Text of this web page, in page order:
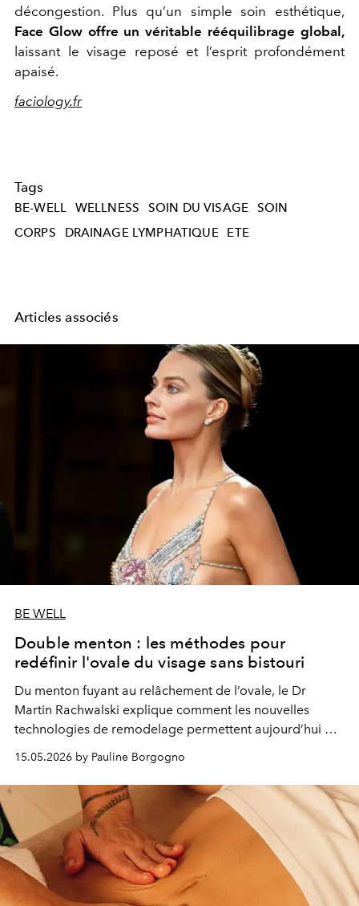
décongestion. Plus qu’un simple soin esthétique,
Face Glow offre un véritable rééquilibrage global,
laissant le visage reposé et l’esprit profondément
apaisé.
faciology.fr
Tags
BE-WELL WELLNESS SOIN DU VISAGE
SOIN
CORPS
DRAINAGE LYMPHATIQUE ETE
Articles associés
BE WELL
Double menton : les méthodes pour
redéfinir l'ovale du visage sans bistouri
Du menton fuyant au relâchement de l’ovale, le Dr
Martin Rachwalski explique comment les nouvelles
technologies de remodelage permettent aujourd’hui de
redéfinir le profil avec une précision inédite, sans
recourir à un lifting traditionnel.
15.05.2026 by Pauline Borgogno